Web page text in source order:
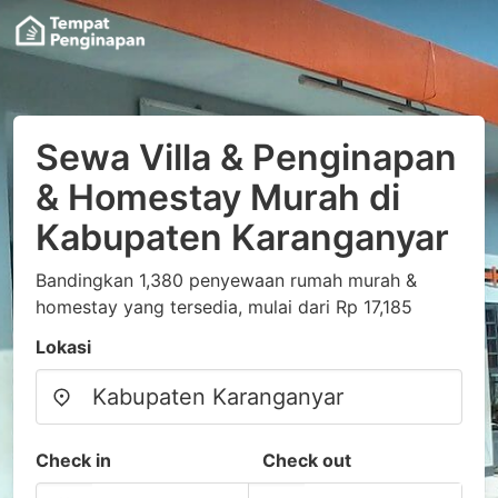
Sewa Villa & Penginapan
& Homestay Murah di
Kabupaten Karanganyar
Bandingkan 1,380 penyewaan rumah murah &
homestay yang tersedia, mulai dari Rp 17,185
Lokasi
Check in Check out